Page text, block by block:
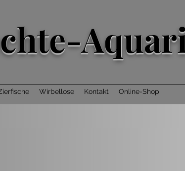
Wirbellose Kontakt Online-Shop